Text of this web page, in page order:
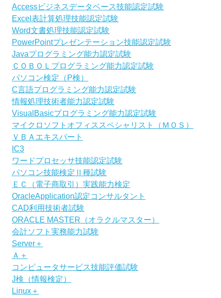
Accessビジネスデータベース技能認定試験
Excel表計算処理技能認定試験
Word文書処理技能認定試験
PowerPointプレゼンテーション技能認定試験
Javaプログラミング能力認定試験
ＣＯＢＯＬプログラミング能力認定試験
パソコン検定（P検）
C言語プログラミング能力認定試験
情報処理技術者能力認定試験
VisualBasicプログラミング能力認定試験
マイクロソフトオフィススペシャリスト（ＭＯＳ）
ＶＢＡエキスパート
IC3
ワードプロセッサ技能認定試験
パソコン技能検定Ⅱ種試験
ＥＣ（電子商取引）実践能力検定
OracleApplication認定コンサルタント
CAD利用技術者試験
ORACLE MASTER（オラクルマスター）
会計ソフト実務能力試験
Server＋
Ａ＋
コンピュータサービス技能評価試験
J検（情報検定）
Linux＋